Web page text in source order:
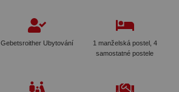
Gebetsroither Ubytování
1 manželská postel, 4
samostatné postele